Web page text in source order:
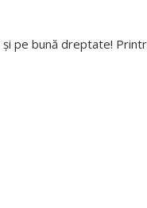
pe bună dreptate!